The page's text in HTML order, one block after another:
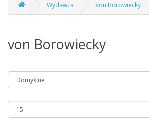
Wydawca von Borowiecky
von Borowiecky